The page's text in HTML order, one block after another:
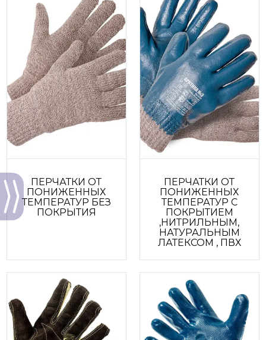
ПЕРЧАТКИ ОТ
ПОНИЖЕННЫХ
ТЕМПЕРАТУР БЕЗ
ПОКРЫТИЯ
ПЕРЧАТКИ ОТ
ПОНИЖЕННЫХ
ТЕМПЕРАТУР С
ПОКРЫТИЕМ
,НИТРИЛЬНЫМ,
НАТУРАЛЬНЫМ
ЛАТЕКСОМ , ПВХ